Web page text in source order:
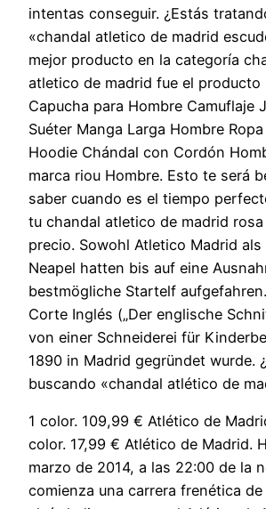
intentas conseguir. ¿Estás
«chandal atletico de madrid
mejor producto en la categoría
atletico de madrid fue el producto
Capucha para Hombre Camuflaje
Suéter Manga Larga Hombre
Hoodie Chándal con Cordón
marca riou Hombre. Esto te será
saber cuando es el tiempo
tu chandal atletico de madrid
precio. Sowohl Atletico Madrid als
Neapel hatten bis auf eine
bestmögliche Startelf
Corte Inglés („Der englische
von einer Schneiderei für
1890 in Madrid gegründet wurde.
buscando «chandal atlético de
1 color. 109,99 € Atlético de
color. 17,99 € Atlético de Madrid.
marzo de 2014, a las 22:00 de la
comienza una carrera frenética